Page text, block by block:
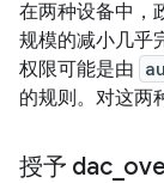
在两种设备中，
规模的减小几乎
权限可能是由
的规则。对这两
授予 dac_